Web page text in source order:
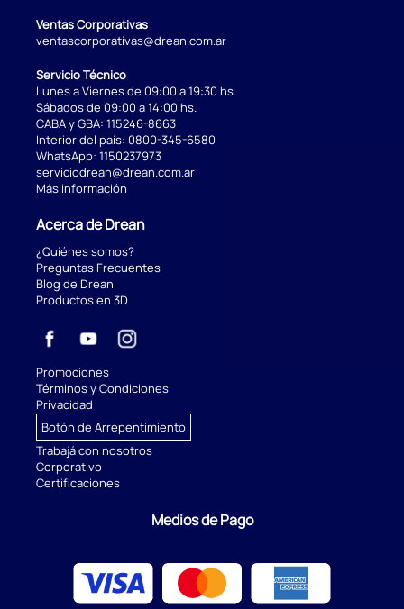
Ventas Corporativas
ventascorporativas@drean.com.ar
Servicio Técnico
Lunes a Viernes de 09:00 a 19:30 hs.
Sábados de 09:00 a 14:00 hs.
CABA y GBA: 115246-8663
Interior del país: 0800-345-6580
WhatsApp: 1150237973
serviciodrean@drean.com.ar
Más información
Acerca de Drean
¿Quiénes somos?
Preguntas Frecuentes
Blog de Drean
Productos en 3D
Promociones
Términos y Condiciones
Privacidad
Botón de Arrepentimiento
Trabajá con nosotros
Corporativo
Certificaciones
Medios de Pago